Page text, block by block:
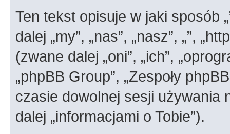
Ten tekst opisuje w jaki sposób
dalej „my”, „nas”, „nasz”, „”,
(zwane dalej „oni”, „ich”,
„phpBB Group”, „Zespoły
czasie dowolnej sesji używania
dalej „informacjami o Tobie”).